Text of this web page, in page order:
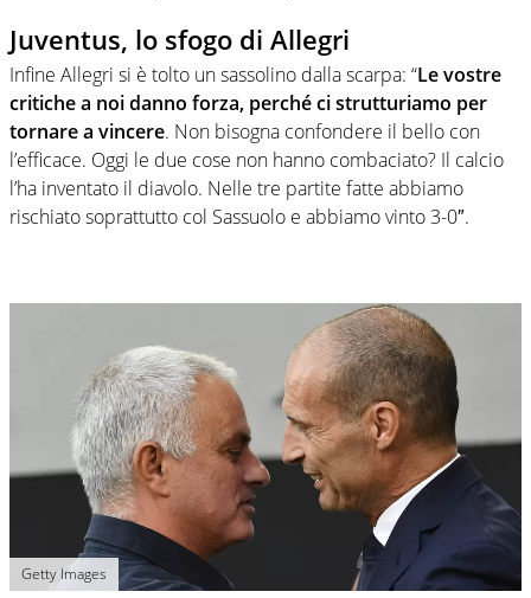
Juventus, lo sfogo di Allegri
Infine Allegri si è tolto un sassolino dalla scarpa: “Le vostre
critiche a noi danno forza, perché ci strutturiamo per
tornare a vincere. Non bisogna confondere il bello con
l’efficace. Oggi le due cose non hanno combaciato? Il calcio
l’ha inventato il diavolo. Nelle tre partite fatte abbiamo
rischiato soprattutto col Sassuolo e abbiamo vinto 3-0″.
Getty Images